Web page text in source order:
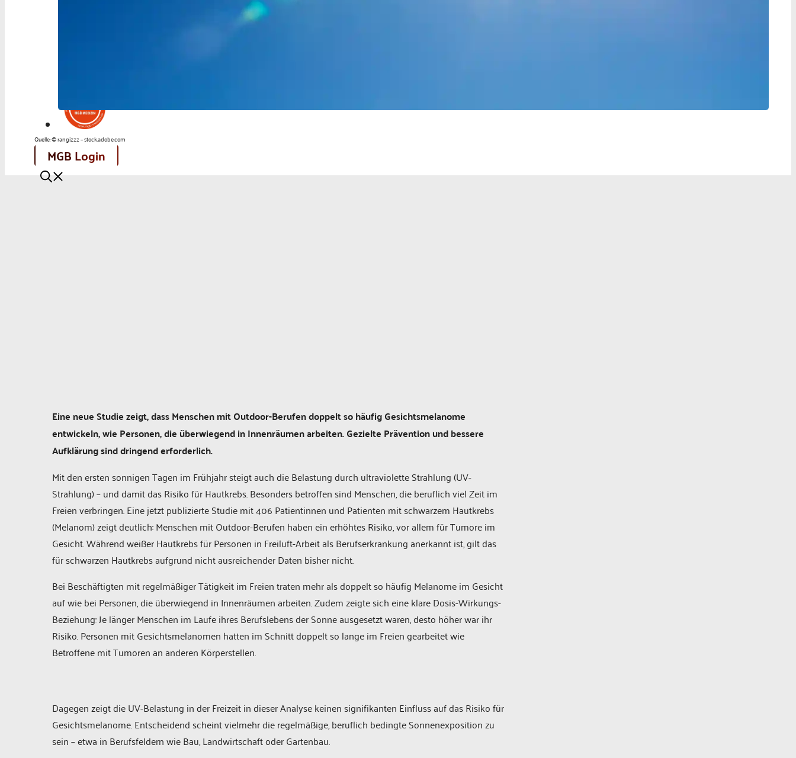
MGB Login
Quelle: © rangizzz – stock.adobe.com
Eine neue Studie zeigt, dass Menschen mit Outdoor-Berufen doppelt so häufig Gesichtsmelanome
entwickeln, wie Personen, die überwiegend in Innenräumen arbeiten. Gezielte Prävention und bessere
Aufklärung sind dringend erforderlich.
Mit den ersten sonnigen Tagen im Frühjahr steigt auch die Belastung durch ultraviolette Strahlung (UV-
Strahlung) – und damit das Risiko für Hautkrebs. Besonders betroffen sind Menschen, die beruflich viel Zeit im
Freien verbringen. Eine jetzt publizierte Studie mit 406 Patientinnen und Patienten mit schwarzem Hautkrebs
(Melanom) zeigt deutlich: Menschen mit Outdoor-Berufen haben ein erhöhtes Risiko, vor allem für Tumore im
Gesicht. Während weißer Hautkrebs für Personen in Freiluft-Arbeit als Berufserkrankung anerkannt ist, gilt das
für schwarzen Hautkrebs aufgrund nicht ausreichender Daten bisher nicht.
Bei Beschäftigten mit regelmäßiger Tätigkeit im Freien traten mehr als doppelt so häufig Melanome im Gesicht
auf wie bei Personen, die überwiegend in Innenräumen arbeiten. Zudem zeigte sich eine klare Dosis-Wirkungs-
Beziehung: Je länger Menschen im Laufe ihres Berufslebens der Sonne ausgesetzt waren, desto höher war ihr
Risiko. Personen mit Gesichtsmelanomen hatten im Schnitt doppelt so lange im Freien gearbeitet wie
Betroffene mit Tumoren an anderen Körperstellen.
Dagegen zeigt die UV-Belastung in der Freizeit in dieser Analyse keinen signifikanten Einfluss auf das Risiko für
Gesichtsmelanome. Entscheidend scheint vielmehr die regelmäßige, beruflich bedingte Sonnenexposition zu
sein – etwa in Berufsfeldern wie Bau, Landwirtschaft oder Gartenbau.